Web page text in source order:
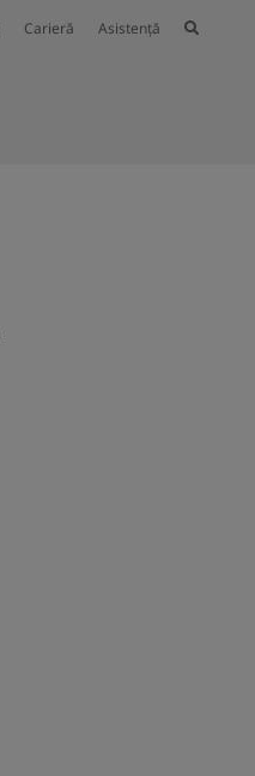
Carieră Asistență